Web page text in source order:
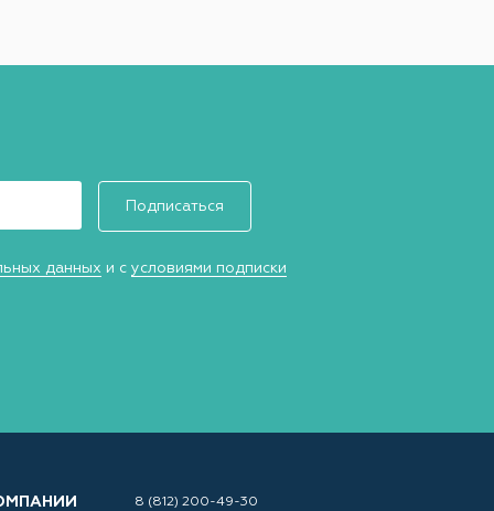
Подписаться
данных и с условиями подписки
8 (812) 200-49-30